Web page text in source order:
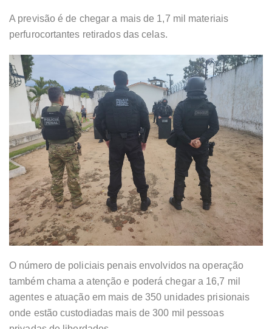
A previsão é de chegar a mais de 1,7 mil materiais
perfurocortantes retirados das celas.
O número de policiais penais envolvidos na operação
também chama a atenção e poderá chegar a 16,7 mil
agentes e atuação em mais de 350 unidades prisionais
onde estão custodiadas mais de 300 mil pessoas